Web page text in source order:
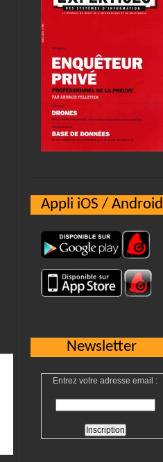
Appli iOS / Android
Newsletter
Entrez votre adresse email :